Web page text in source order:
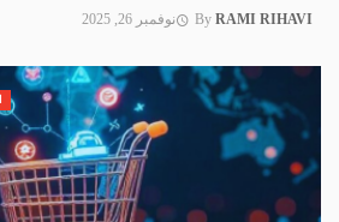
By RAMI RIHAVI نوفمبر 26, 2025